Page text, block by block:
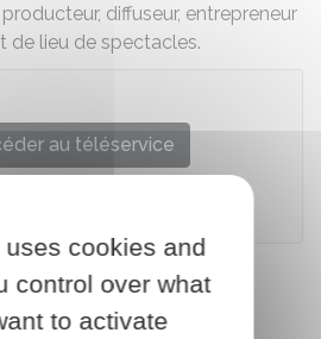
diffuseur, entrepreneur
de lieu de spectacles.
au téléservice
cookies and
control over what
to activate